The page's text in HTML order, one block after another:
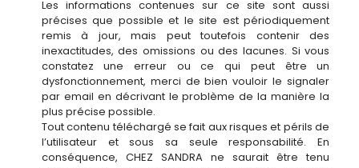
Les informations contenues sur ce site sont aussi
précises que possible et le site est périodiquement
remis à jour, mais peut toutefois contenir des
inexactitudes, des omissions ou des lacunes. Si vous
constatez une erreur ou ce qui peut être un
dysfonctionnement, merci de bien vouloir le signaler
par email en décrivant le problème de la manière la
plus précise possible.
Tout contenu téléchargé se fait aux risques et périls de
l’utilisateur et sous sa seule responsabilité. En
conséquence, CHEZ SANDRA ne saurait être tenu